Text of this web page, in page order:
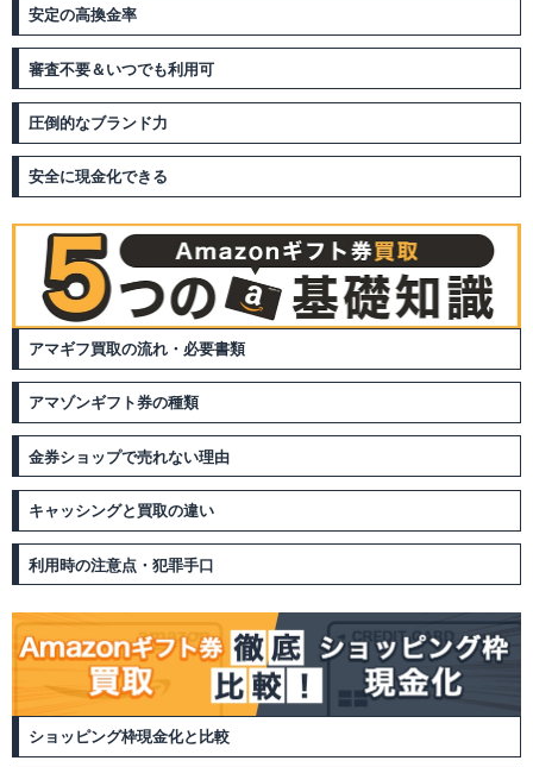
安定の高換金率
審査不要＆いつでも利用可
圧倒的なブランド力
安全に現金化できる
アマギフ買取の流れ・必要書類
アマゾンギフト券の種類
金券ショップで売れない理由
キャッシングと買取の違い
利用時の注意点・犯罪手口
ショッピング枠現金化と比較